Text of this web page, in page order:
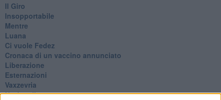
​Il Giro
Insopportabile
​Mentre
Luana
​Ci vuole Fedez
​Cronaca di un vaccino annunciato
​Liberazione
Esternazioni
Vaxzevria
Nazionali